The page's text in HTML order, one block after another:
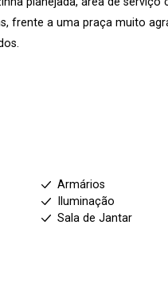
frente a uma praça muito
Armários
Iluminação
Sala de Jantar